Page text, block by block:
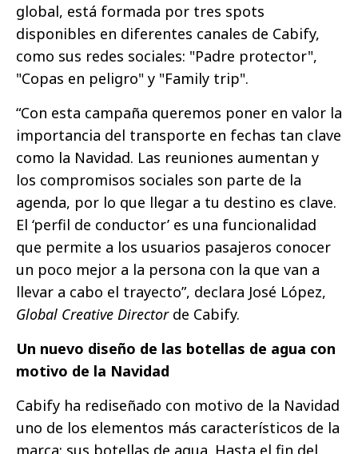
global, está formada por tres spots
disponibles en diferentes canales de Cabify,
como sus redes sociales: "Padre protector",
"Copas en peligro" y "Family trip".
“Con esta campaña queremos poner en valor la
importancia del transporte en fechas tan clave
como la Navidad. Las reuniones aumentan y
los compromisos sociales son parte de la
agenda, por lo que llegar a tu destino es clave.
El ‘perfil de conductor’ es una funcionalidad
que permite a los usuarios pasajeros conocer
un poco mejor a la persona con la que van a
llevar a cabo el trayecto”, declara José López,
Global Creative Director de Cabify.
Un nuevo diseño de las botellas de agua con
motivo de la Navidad
Cabify ha rediseñado con motivo de la Navidad
uno de los elementos más característicos de la
marca: sus botellas de agua. Hasta el fin del